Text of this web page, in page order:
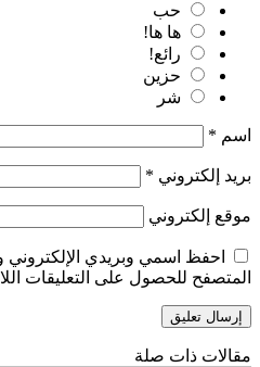
حب
ها ها!
رائع!
حزين
شر
اسم *
بريد إلكتروني *
موقع إلكتروني
احفظ اسمي وبريدي
المتصفح للحصول على التعليقات
مقالات ذات صلة